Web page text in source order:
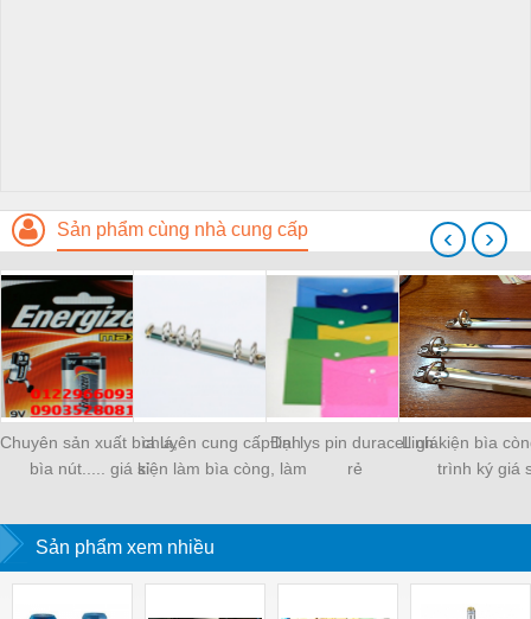
Sản phẩm cùng nhà cung cấp
Chuyên sản xuất bìa lá,
bìa nút..... giá sỉ
chuyên cung cấp linh
kiện làm bìa còng, làm
Đại lys pin duracell giá
rẻ
Linh kiện bìa
trình ký giá
‹ ›
Sản phẩm xem nhiều